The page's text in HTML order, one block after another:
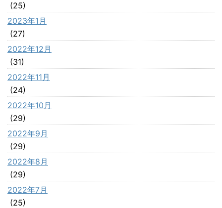
(25)
2023年1月
(27)
2022年12月
(31)
2022年11月
(24)
2022年10月
(29)
2022年9月
(29)
2022年8月
(29)
2022年7月
(25)